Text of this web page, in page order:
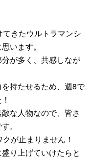
きたウルトラマンシ
います。
が多く、共感しなが
持たせるため、週8で
な人物なので、皆さ
。
クが止まりません！
り上げていけたらと